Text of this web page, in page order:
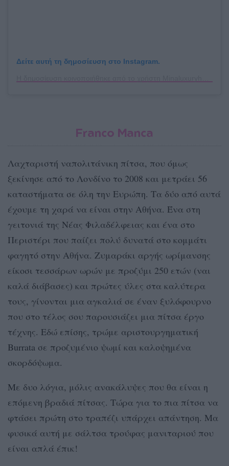
Δείτε αυτή τη δημοσίευση στο Instagram.
Franco Manca
Λαχταριστή ναπολιτάνικη πίτσα, που όμως
ξεκίνησε από το Λονδίνο το 2008 και μετράει 56
καταστήματα σε όλη την Ευρώπη. Τα δύο από αυτά
έχουμε τη χαρά να είναι στην Αθήνα. Ένα στη
γειτονιά της Νέας Φιλαδέλφειας και ένα στο
Περιστέρι που παίζει πολύ δυνατά στο κομμάτι
φαγητό στην Αθήνα. Ζυμαράκι αργής ωρίμανσης
είκοσι τεσσάρων ωρών με προζύμι 250 ετών (ναι
καλά διάβασες) και πρώτες ύλες στα καλύτερα
τους, γίνονται μια αγκαλιά σε έναν ξυλόφουρνο
που στο τέλος σου παρουσιάζει μια πίτσα έργο
τέχνης. Εδώ επίσης, τρώμε αριστουργηματική
Burrata σε προζυμένιο ψωμί και καλοψημένα
σκορδόψωμα.
Με δυο λόγια, μόλις ανακάλυψες που θα είναι η
επόμενη βραδιά πίτσας. Τώρα για το πια πίτσα να
φτάσει πρώτη στο τραπέζι υπάρχει απάντηση. Μα
φυσικά αυτή με σάλτσα τρούφας μανιταριού που
είναι απλά έπικ!